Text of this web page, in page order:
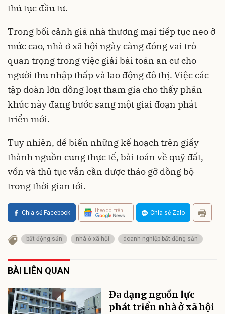
thủ tục đầu tư.
Trong bối cảnh giá nhà thương mại tiếp tục neo ở
mức cao, nhà ở xã hội ngày càng đóng vai trò
quan trọng trong việc giải bài toán an cư cho
người thu nhập thấp và lao động đô thị. Việc các
tập đoàn lớn đồng loạt tham gia cho thấy phân
khúc này đang bước sang một giai đoạn phát
triển mới.
Tuy nhiên, để biến những kế hoạch trên giấy
thành nguồn cung thực tế, bài toán về quỹ đất,
vốn và thủ tục vẫn cần được tháo gỡ đồng bộ
trong thời gian tới.
Chia sẻ Facebook Theo dõi trên Chia sẻ Zalo
bất động sản nhà ở xã hội doanh nghiệp bất động sản
BÀI LIÊN QUAN
Đa dạng nguồn lực
phát triển nhà ở xã hội